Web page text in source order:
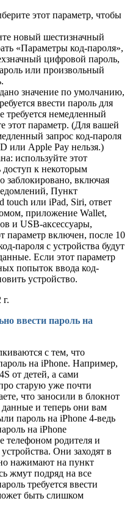
этот параметр, чтобы
новый шестизначный
«Параметры код-пароля»,
цифровой пароль,
или произвольный
значение по умолчанию,
ввести пароль для
требуется немедленный
этот параметр. (Для вашей
запрос код-пароля
или Apple Pay нельзя.)
используйте этот
доступ к некоторым
заблокировано, включая
Пункт
touch или iPad, Siri, ответ
приложение Wallet,
и USB-аксессуары,
параметр включен, после 10
пароля с устройства будут
Если этот параметр
попыток ввода код-
устройство.
ввести пароль на
с тем, что
на iPhone. Например,
от детей, а сами
старую уже почти
что заносили в блокнот
и теперь они вам
пароль на iPhone 4-ведь
на iPhone
телефоном родителя и
Они заходят в
нажимают на пункт
жмут подряд на все
требуется ввести
быть слишком